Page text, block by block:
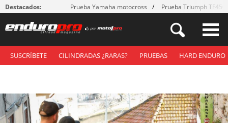
Destacados: Prueba Yamaha motocross Prueba Triumph
SUSCRÍBETE CILINDRADAS ¿RARAS? PRUEBAS HARD ENDURO